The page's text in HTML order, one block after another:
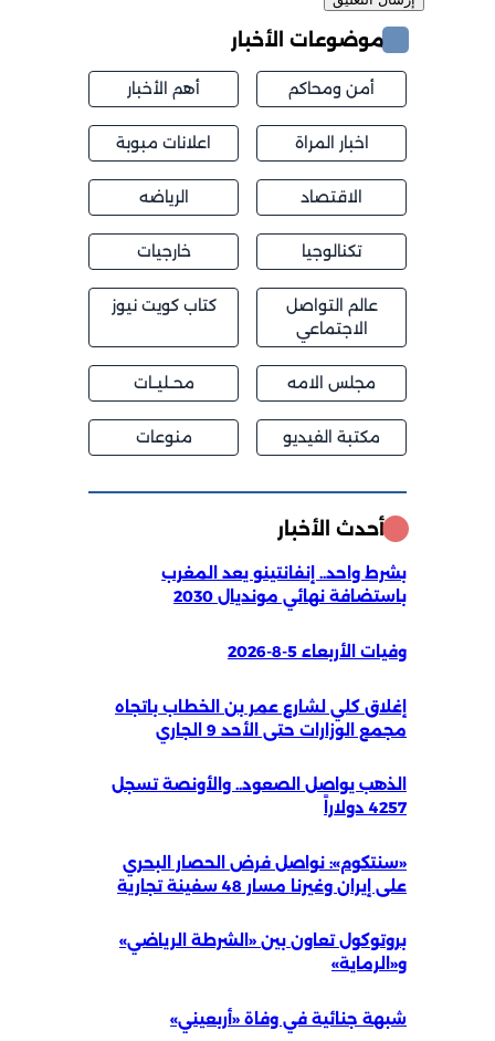
موضوعات الأخبار
أمن ومحاكم أهم الأخبار
اخبار المراة اعلانات مبوبة
الاقتصاد الرياضه
تكنالوجيا خارجيات
عالم التواصل
الاجتماعي
كتاب كويت نيوز
مجلس الامه محــليــات
مكتبة الفيديو منوعات
أحدث الأخبار
بشرط واحد.. إنفانتينو يعد المغرب
باستضافة نهائي مونديال 2030
وفيات الأربعاء 5-8-2026
إغلاق كلي لشارع عمر بن الخطاب باتجاه
مجمع الوزارات حتى الأحد 9 الجاري
الذهب يواصل الصعود.. والأونصة تسجل
4257 دولاراً
«سنتكوم»: نواصل فرض الحصار البحري
على إيران وغيرنا مسار 48 سفينة تجارية
بروتوكول تعاون بين «الشرطة الرياضي»
و«الرماية»
شبهة جنائية في وفاة «أربعيني»